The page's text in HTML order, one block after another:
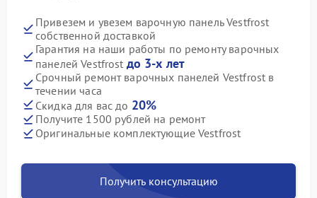
Привезем и увезем варочную панель Vestfrost
собственной доставкой
Гарантия на наши работы по ремонту варочных
панелей Vestfrost до 3-х лет
Срочный ремонт варочных панелей Vestfrost в
течении часа
Скидка для вас до 20%
Получите 1500 рублей на ремонт
Оригинальные комплектующие Vestfrost
Получить консультацию